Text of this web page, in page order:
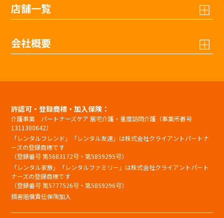
店舗一覧
会社概要
許認可・登録商標・加入保険：
介護事業 パートナーズケア 居宅介護・重度訪問介護（事業所番号
1311300642）
「レンタルフレンド」「レンタル友達」は株式会社クライアントパートナ
ーズの登録商標です
（登録番号 第5683172号・第5859295号）
「レンタル家族」「レンタルファミリー」は株式会社クライアントパート
ナーズの登録商標です
（登録番号 第5777526号・第5859296号）
損害賠償責任保険加入